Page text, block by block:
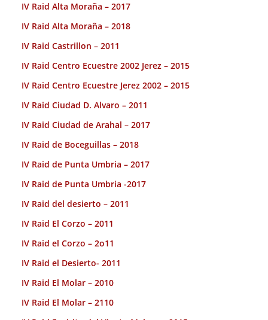
IV Raid Alta Moraña – 2017
IV Raid Alta Moraña – 2018
IV Raid Castrillon – 2011
IV Raid Centro Ecuestre 2002 Jerez – 2015
IV Raid Centro Ecuestre Jerez 2002 – 2015
IV Raid Ciudad D. Alvaro – 2011
IV Raid Ciudad de Arahal – 2017
IV Raid de Boceguillas – 2018
IV Raid de Punta Umbria – 2017
IV Raid de Punta Umbria -2017
IV Raid del desierto – 2011
IV Raid El Corzo – 2011
IV Raid el Corzo – 2o11
IV Raid el Desierto- 2011
IV Raid El Molar – 2010
IV Raid El Molar – 2110